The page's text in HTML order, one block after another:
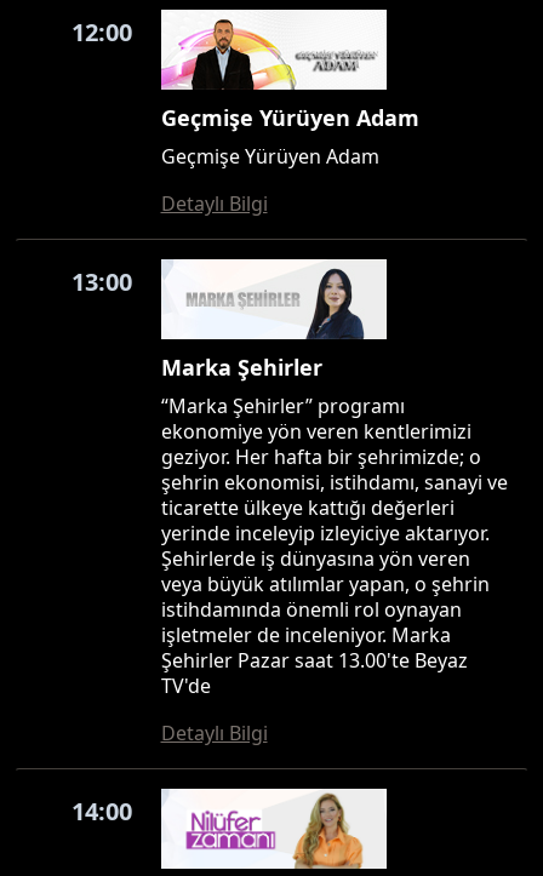
12:00
Geçmişe Yürüyen Adam
Geçmişe Yürüyen Adam
Detaylı Bilgi
13:00
Marka Şehirler
“Marka Şehirler” programı
ekonomiye yön veren kentlerimizi
geziyor. Her hafta bir şehrimizde; o
şehrin ekonomisi, istihdamı, sanayi ve
ticarette ülkeye kattığı değerleri
yerinde inceleyip izleyiciye aktarıyor.
Şehirlerde iş dünyasına yön veren
veya büyük atılımlar yapan, o şehrin
istihdamında önemli rol oynayan
işletmeler de inceleniyor. Marka
Şehirler Pazar saat 13.00'te Beyaz
TV'de
Detaylı Bilgi
14:00